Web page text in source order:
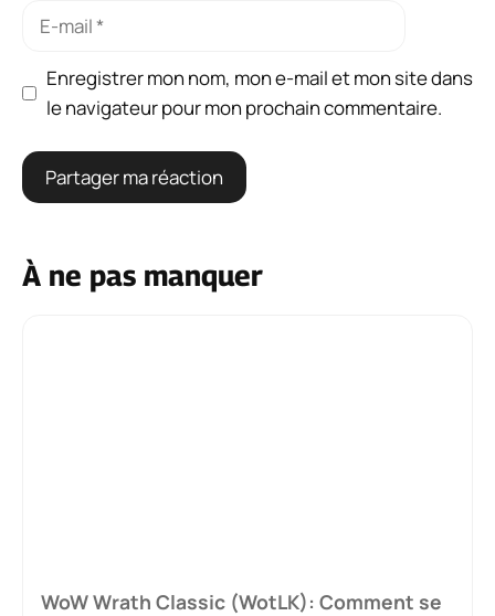
Enregistrer mon nom, mon e-mail et mon site dans
le navigateur pour mon prochain commentaire.
À ne pas manquer
WoW Wrath Classic (WotLK): Comment se